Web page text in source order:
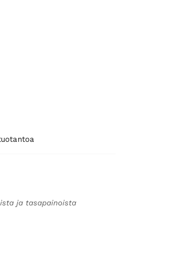
ja tasapainoista